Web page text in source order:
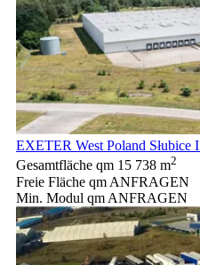
EXETER West Poland Słubice I
Gesamtfläche qm 15 738 m2
Freie Fläche qm ANFRAGEN
Min. Modul qm ANFRAGEN